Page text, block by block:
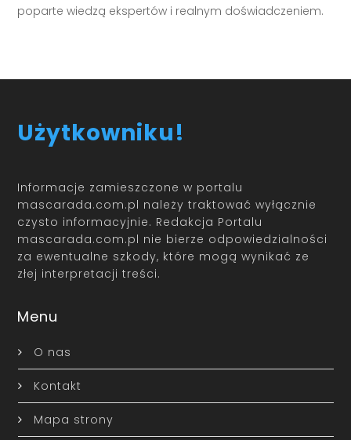
poparte wiedzą ekspertów i realnym doświadczeniem.
Użytkowniku!
Informacje zamieszczone w portalu
mascarada.com.pl należy traktować wyłącznie
czysto informacyjnie. Redakcja Portalu
mascarada.com.pl nie bierze odpowiedzialności
za ewentualne szkody, które mogą wynikać ze
złej interpretacji treści.
Menu
O nas
Kontakt
Mapa strony